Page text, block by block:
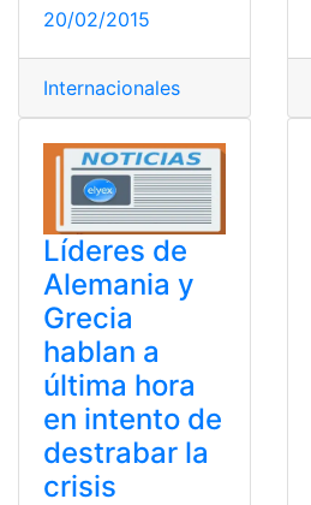
20/02/2015
Internacionales
Líderes de
Alemania y
Grecia
hablan a
última hora
en intento de
destrabar la
crisis